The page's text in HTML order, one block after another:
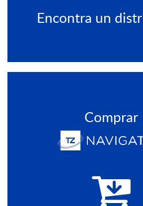
Encontra un
Comprar